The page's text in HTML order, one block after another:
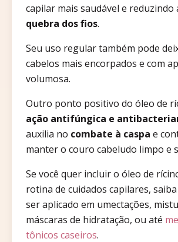
capilar mais saudável e reduzindo
quebra dos fios.
Seu uso regular também pode
cabelos mais encorpados e com
volumosa.
Outro ponto positivo do óleo de
ação antifúngica e
auxilia no combate à caspa e
manter o couro cabeludo limpo e
Se você quer incluir o óleo de
rotina de cuidados capilares,
ser aplicado em umectações,
máscaras de hidratação, ou até
tônicos caseiros.